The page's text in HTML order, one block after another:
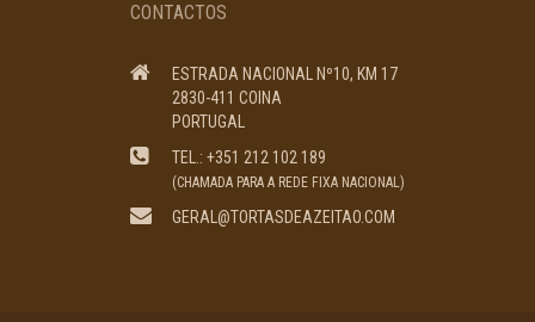
CONTACTOS
ESTRADA NACIONAL Nº10, KM 17
2830-411 COINA
PORTUGAL
TEL.: +351 212 102 189
(CHAMADA PARA A REDE FIXA NACIONAL)
GERAL@TORTASDEAZEITAO.COM